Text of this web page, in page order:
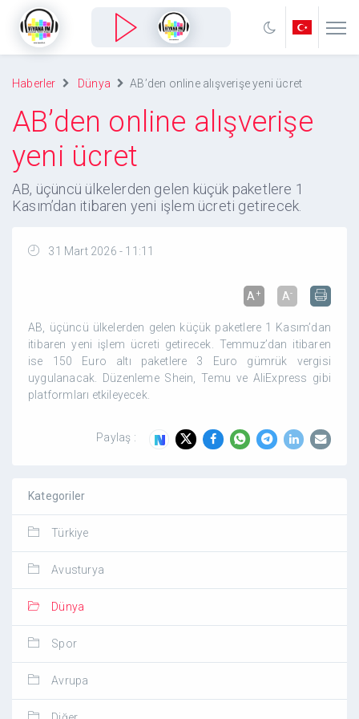
Haberler Dünya AB’den online alışverişe yeni ücret
AB’den online alışverişe
yeni ücret
AB, üçüncü ülkelerden gelen küçük paketlere 1
Kasım’dan itibaren yeni işlem ücreti getirecek.
31 Mart 2026 - 11:11
A+ A-
AB, üçüncü ülkelerden gelen küçük paketlere 1 Kasım’dan
itibaren yeni işlem ücreti getirecek. Temmuz’dan itibaren
ise 150 Euro altı paketlere 3 Euro gümrük vergisi
uygulanacak. Düzenleme Shein, Temu ve AliExpress gibi
platformları etkileyecek.
Paylaş :
Kategoriler
Türkiye
Avusturya
Dünya
Spor
Avrupa